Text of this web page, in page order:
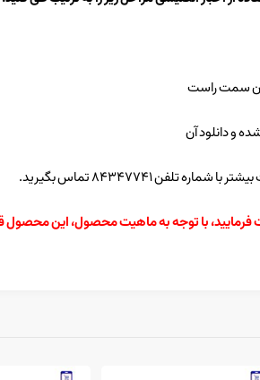
تلفن ۸۴۳۴۷۷۴۱ تماس بگیرید.
با توجه به ماهیت محصول، این محصول